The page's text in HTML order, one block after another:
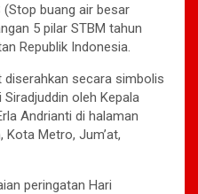
buang air besar
5 pilar STBM tahun
Republik Indonesia.
secara simbolis
oleh Kepala
Andrianti di halaman
Kota Metro, Jum’at,
peringatan Hari